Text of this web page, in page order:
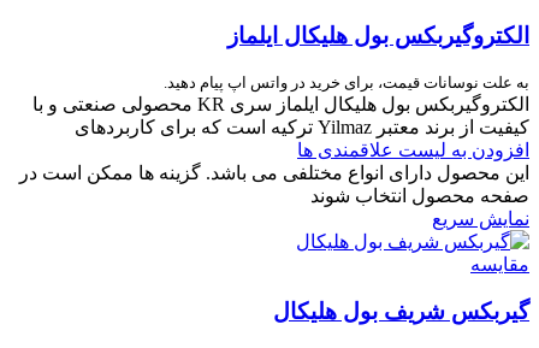
الکتروگیربکس بول هلیکال ایلماز
به علت نوسانات قیمت، برای خرید در واتس اپ پیام دهید.
الکتروگیربکس بول هلیکال ایلماز سری KR محصولی صنعتی و با
کیفیت از برند معتبر Yilmaz ترکیه است که برای کاربردهای
افزودن به لیست علاقمندی ها
این محصول دارای انواع مختلفی می باشد. گزینه ها ممکن است در
صفحه محصول انتخاب شوند
نمایش سریع
مقایسه
گیربکس شریف بول هلیکال